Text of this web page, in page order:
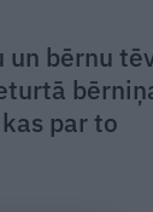
un bērnu
par to